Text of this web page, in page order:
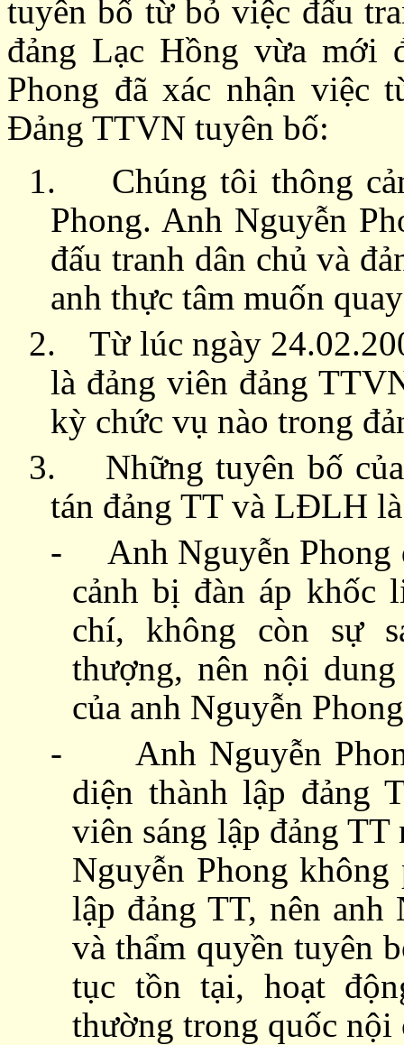
tuyên bố từ bỏ việc đấu
đảng Lạc Hồng vừa mới
Phong đã xác nhận việc
Đảng TTVN tuyên bố:
1.
Chúng tôi thông
Phong. Anh Nguyễn
đấu tranh dân chủ và
anh thực tâm muốn
2.
Từ lúc ngày
là đảng viên đảng
kỳ chức vụ nào trong
3.
Những tuyên bố
tán đảng TT và LĐLH
-
Anh Nguyễn
cảnh bị đàn áp khốc
chí, không còn sự
thượng, nên nội
của anh Nguyễn
-
Anh Nguyễn
diện thành lập đảng
viên sáng lập đảng
Nguyễn Phong
lập đảng TT, nên anh
và thẩm quyền tuyên
tục tồn tại, hoạt
thường trong quốc nội